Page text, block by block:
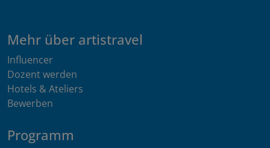
Mehr über artistravel
Influencer
Dozent werden
Hotels & Ateliers
Bewerben
Programm